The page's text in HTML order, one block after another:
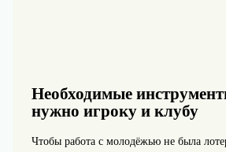
Необходимые
нужно игроку и клубу
Чтобы работа с молодёжью не была